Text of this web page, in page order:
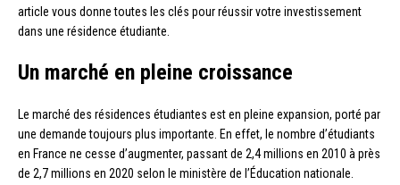
article vous donne toutes les clés pour réussir votre investissement
dans une résidence étudiante.
Un marché en pleine croissance
Le marché des résidences étudiantes est en pleine expansion, porté par
une demande toujours plus importante. En effet, le nombre d’étudiants
en France ne cesse d’augmenter, passant de 2,4 millions en 2010 à près
de 2,7 millions en 2020 selon le ministère de l’Éducation nationale.